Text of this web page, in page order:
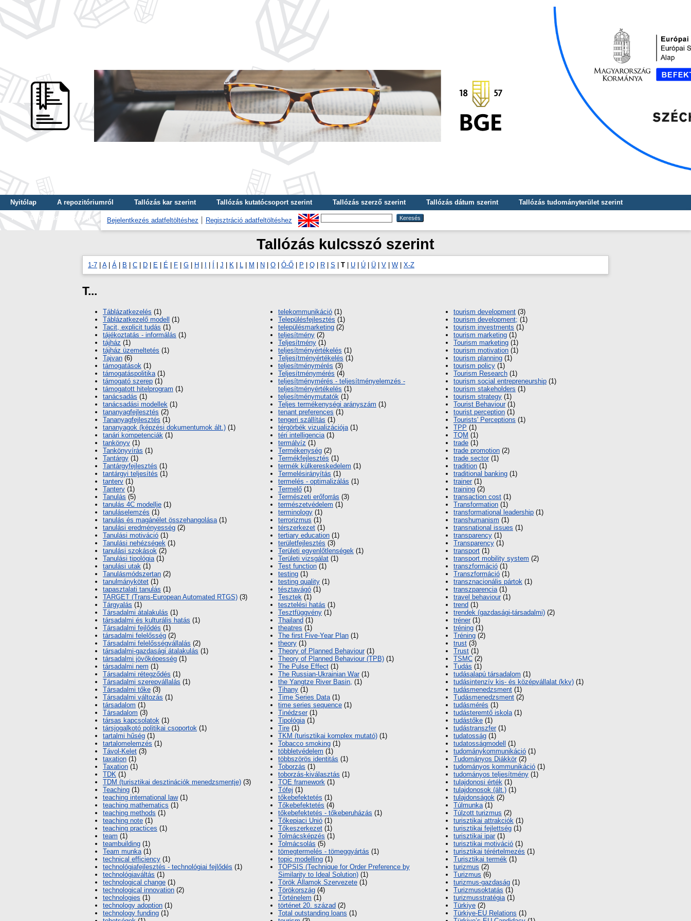
Nyitólap A repozitóriumról Tallózás kar szerint Tallózás kutatócsoport szerint Tallózás szerző szerint Tallózás dátum szerint
Tallózás tudományterület szerint
Tallózás kulcsszó szerint
Bejelentkezés adatfeltöltéshez Regisztráció adatfeltöltéshez
Tallózás kulcsszó szerint
1-7 A| Á B C D E É F G H J K L M N O Ó-Ő P Q R S T U Ú Ü V W X-Z
T...
Táblázatkezelés (1)
Táblázatkezelő modell
(1)
Tacit, explicit tudás (1)
tájékoztatás - informálás (1)
tájház (1)
tájház üzemeltetés (1)
Tajvan (6)
támogatások (1)
támogatáspolitika(1)
támogató szerep (1)
támogatott hitelprogram (1)
tanácsadás (1)
tanácsadási modellek (1)
tananyagfejlesztés (2)
Tananyagfejlesztés (1)
tananyagok (képzési dokumentumok ált.) (1)
tanári kompetenciák (1)
tankönyv (1)
Tankönyvírás (1)
Tantárgy (1)
Tantárgyfejlesztés (1)
tantárgyi teljesítés (1)
tanterv (1)
Tanterv (1)
Tanulás (5)
tanulás 4C modellje (1)
tanuláselemzés (1)
tanulás és magánélet összehangolása(1)
tanulási eredményesség (2)
Tanulási motiváció (1)
Tanulási nehézségek (1)
tanulási szokások (2)
Tanulási tipológia(1)
tanulási utak (1)
Tanulásmódszertan (2)
tanulmánykötet (1)
tapasztalati tanulás (1)
TARGET (Trans-European Automated RTGS) (3)
Tárgyalás (1)
Társadalmi átalakulás (1)
társadalmi és kulturális hatás (1)
Társadalmi fejlődés (1)
társadalmi felelősség (2)
Társadalmi felelősségvállalás (2)
társadalmi-gazdasági átalakulás (1)
társadalmi jövőképesség (1)
társadalmi nem (1)
Társadalmi rétegződés (1)
Társadalmi szerepvállalás (1)
Társadalmi tőke (3)
Társadalmi változás (1)
társadalom (1)
Társadalom (3)
társas kapcsolatok (1)
társjogalkotó politikai csoportok (1)
tartalmi hűség (1)
tartalomelemzés (1)
Távol-Kelet (3)
taxation (1)
Taxation (1)
TDK (1)
TDM (turisztikai desztinációk menedzsmentje) (3)
Teaching (1)
teaching international law(1)
teaching mathematics (1)
teaching methods (1)
teaching note (1)
teaching practices (1)
team (1)
teambuilding (1)
Team munka(1)
technical efficiency (1)
technológiafejlesztés - technológiai fejlődés (1)
technológiaváltás (1)
technological change (1)
technological innovation (2)
technologies (1)
technology adoption (1)
technology funding (1)
telekommunikáció (1)
Településfejlesztés (1)
településmarketing (2)
teljesítmény (2)
Teljesítmény (1)
teljesítményértékelés (1)
Teljesítményértékelés (1)
teljesítménymérés (3)
Teljesítménymérés (4)
teljesítménymérés - teljesítményelemzés -
teljesítményértékelés (1)
teljesítménymutatók (1)
Teljes termékenységi arányszám (1)
tenant preferences (1)
tengeri szállítás (1)
térgörbék vizualizációja(1)
téri intelligencia(1)
termálvíz (1)
Termékenység (2)
Termékfejlesztés (1)
termék külkereskedelem (1)
Termelésirányítás (1)
termelés - optimalizálás (1)
Termelő (1)
Természeti erőforrás (3)
természetvédelem (1)
terminology (1)
terrorizmus (1)
térszerkezet (1)
tertiary education (1)
területfejlesztés (3)
Területi egyenlőtlenségek (1)
Területi vizsgálat (1)
Test function (1)
testing (1)
testing quality (1)
tésztavágó (1)
Tesztek (1)
tesztelési hatás (1)
Tesztfüggvény (1)
Thailand (1)
theatres (1)
The first Five-Year Plan (1)
theory (1)
Theory of Planned Behaviour(1)
Theory of Planned Behaviour (TPB) (1)
The Pulse Effect (1)
The Russian-Ukrainian War(1)
the Yangtze River Basin, (1)
Tihany (1)
Time Series Data(1)
time series sequence (1)
Tinédzser(1)
Tipológia(1)
Tire (1)
TKM (turisztikai komplex mutató) (1)
Tobacco smoking (1)
többletvédelem (1)
többszörös identitás (1)
Toborzás (1)
toborzás-kiválasztás (1)
TOE framework (1)
Tófej (1)
tőkebefektetés (1)
Tőkebefektetés (4)
tőkebefektetés - tőkeberuházás (1)
Tőkepiaci Unió (1)
Tőkeszerkezet (1)
Tolmácsképzés (1)
Tolmácsolás (5)
tömegtermelés - tömeggyártás (1)
topic modelling (1)
TOPSIS (Technique for Order Preference by
Similarity to Ideal Solution) (1)
Török Államok Szervezete (1)
Törökország (4)
Történelem (1)
történet 20. század (2)
Total outstanding loans (1)
tourism development (3)
tourism development; (1)
tourism investments (1)
tourism marketing (1)
Tourism marketing (1)
tourism motivation (1)
tourism planning (1)
tourism policy (1)
Tourism Research (1)
tourism social entrepreneurship (1)
tourism stakeholders (1)
tourism strategy (1)
Tourist Behaviour(1)
tourist perception (1)
Tourists' Perceptions (1)
TPP (1)
TQM (1)
trade (1)
trade promotion (2)
trade sector(1)
tradition (1)
traditional banking (1)
trainer(1)
training (2)
transaction cost (1)
Transformation (1)
transformational leadership (1)
transhumanism (1)
transnational issues (1)
transparency (1)
Transparency (1)
transport (1)
transport mobility system (2)
transzformáció (1)
Transzformáció (1)
transznacionális pártok (1)
transzparencia(1)
travel behaviour(1)
trend (1)
trendek (gazdasági-társadalmi) (2)
tréner(1)
tréning (1)
Tréning (2)
trust (3)
Trust (1)
TSMC (2)
Tudás (1)
tudásalapú társadalom (1)
tudásintenzív kis- és középvállalat (kkv) (1)
tudásmenedzsment (1)
Tudásmenedzsment (2)
tudásmérés (1)
tudásteremtő iskola(1)
tudástőke (1)
tudástranszfer(1)
tudatosság (1)
tudatosságmodell
(1)
tudománykommunikáció (1)
Tudományos Diákkör(2)
tudományos kommunikáció (1)
tudományos teljesítmény (1)
tulajdonosi érték (1)
tulajdonosok (ált.) (1)
tulajdonságok (2)
Túlmunka(1)
Túlzott turizmus (2)
turisztikai attrakciók (1)
turisztikai fejlettség (1)
turisztikai ipar(1)
turisztikai motiváció (1)
turisztikai térértelmezés (1)
Turisztikai termék (1)
turizmus (2)
Turizmus (6)
turizmus-gazdaság (1)
Turizmusoktatás (1)
turizmusstratégia(1)
Türkiye (2)
Türkiye-EU Relations (1)